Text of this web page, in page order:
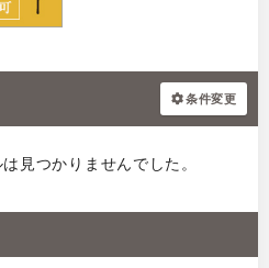
条件変更
見つかりませんでした。